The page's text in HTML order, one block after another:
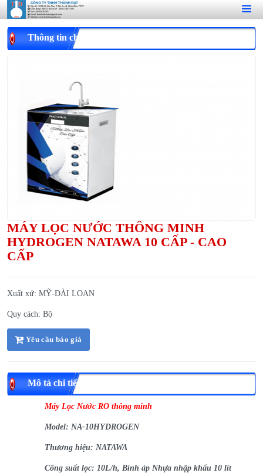
Thông tin chi tiết
MÁY LỌC NƯỚC THÔNG MINH
HYDROGEN NATAWA 10 CẤP - CAO
CẤP
Xuất xứ: MỸ-ĐÀI LOAN
Quy cách: Bộ
Yêu cầu báo giá
Mô tả chi tiết
Máy Lọc Nước RO thông minh
Model: NA-10HYDROGEN
Thương hiệu: NATAWA
Công suất lọc: 10L/h, Bình áp Nhựa nhập khẩu 10 lít